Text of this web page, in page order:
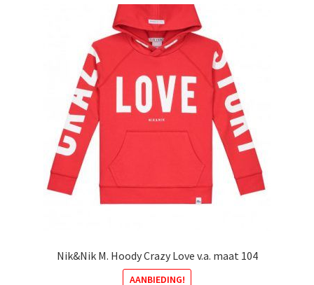
Nik&Nik M. Hoody Crazy Love v.a. maat 104
AANBIEDING!